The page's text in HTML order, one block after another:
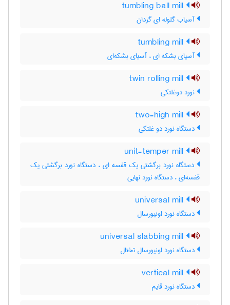
آسیاب گلوله ای گردان
آسیای بشکه ای ، آسیای بشکه‌ای
نورد دوغلتکی
دستگاه نورد دو غلتکی
دستگاه نورد برگشتی یک قفسه ای ، دستگاه نورد برگشتی یک
قفسه‌ای ، دستگاه نورد نهایی
دستگاه نورد اونیورسال
دستگاه نورد اونیورسال تختال
دستگاه نورد قایم